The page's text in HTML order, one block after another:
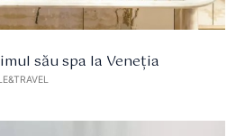
său spa la Veneția